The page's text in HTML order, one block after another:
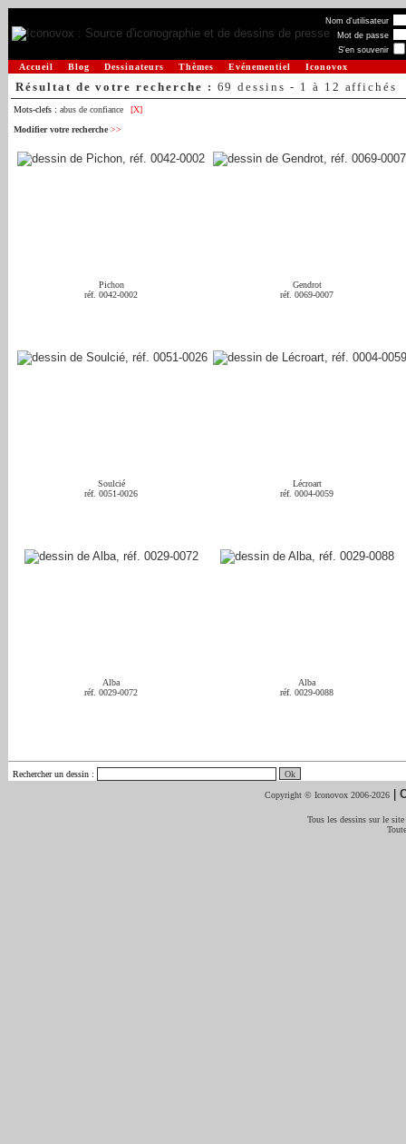
Nom d'utilisateur
Mot de passe
S'en souvenir
Accueil Blog Dessinateurs Thèmes Evénementiel Iconovox
Résultat de votre recherche : 69 dessins - 1 à 12 affichés
Mots-clefs : abus de confiance
[X]
Modifier votre recherche >>
Pichon
réf. 0042-0002
Gendrot
réf. 0069-0007
Soulcié
réf. 0051-0026
Lécroart
réf. 0004-0059
Alba
réf. 0029-0072
Alba
réf. 0029-0088
Rechercher un dessin :
Copyright © Iconovox 2006-2026 |
Tous les dessins sur le